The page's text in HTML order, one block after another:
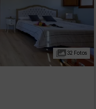
32 Fotos